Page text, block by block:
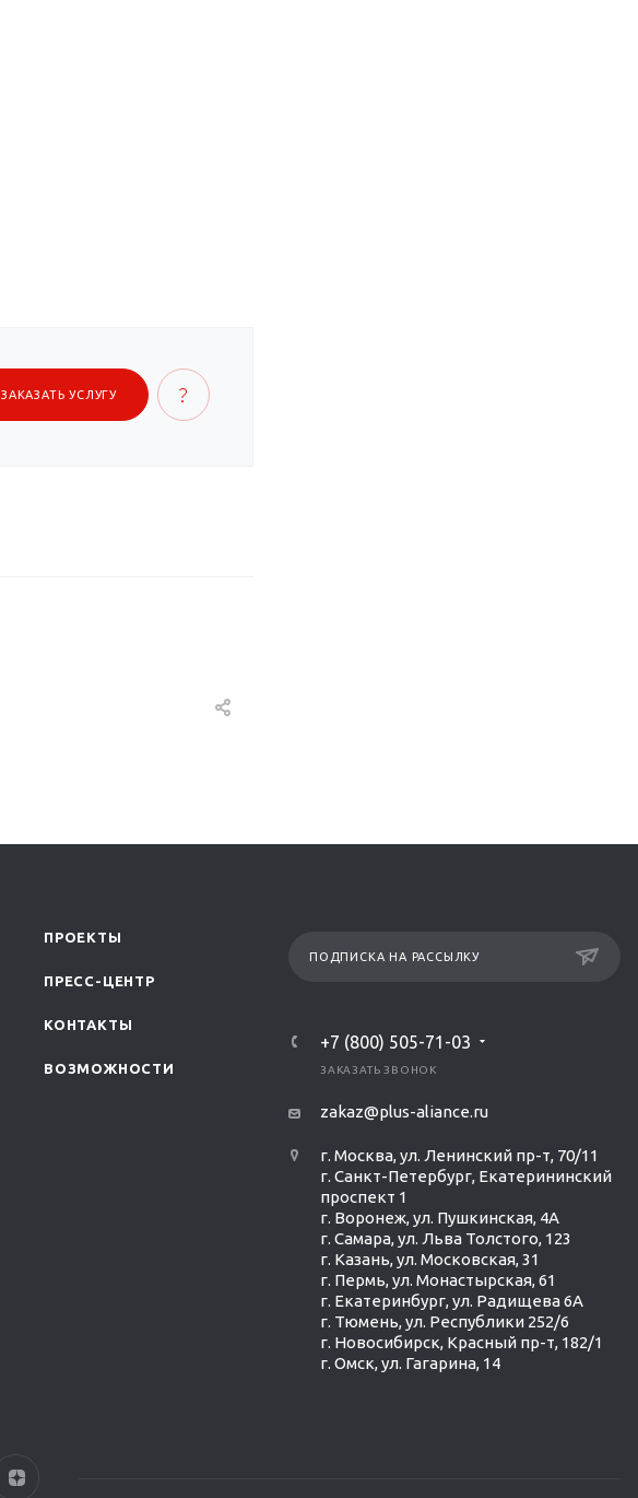
ЗАКАЗАТЬ УСЛУГУ
ПРОЕКТЫ
ПРЕСС-ЦЕНТР
КОНТАКТЫ
ВОЗМОЖНОСТИ
ПОДПИСКА НА РАССЫЛКУ
+7 (800) 505-71-03
ЗАКАЗАТЬ ЗВОНОК
zakaz@plus-aliance.ru
г. Москва, ул. Ленинский пр-т, 70/11
г. Санкт-Петербург, Екатерининский
проспект 1
г. Воронеж, ул. Пушкинская, 4А
г. Самара, ул. Льва Толстого, 123
г. Казань, ул. Московская, 31
г. Пермь, ул. Монастырская, 61
г. Екатеринбург, ул. Радищева 6А
г. Тюмень, ул. Республики 252/6
г. Новосибирск, Красный пр-т, 182/1
г. Омск, ул. ​Гагарина, 14